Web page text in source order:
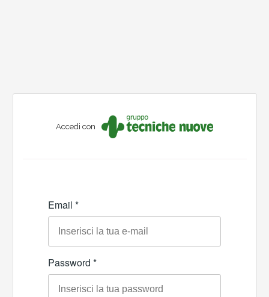
Accedi con